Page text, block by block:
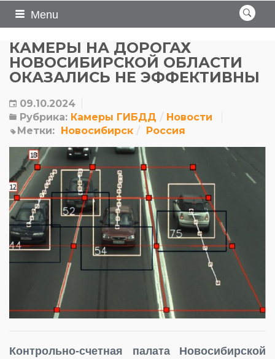
Menu
КАМЕРЫ НА ДОРОГАХ
НОВОСИБИРСКОЙ ОБЛАСТИ
ОКАЗАЛИСЬ НЕ ЭФФЕКТИВНЫ
09.10.2024
Рубрика: Камеры ГИБДД
Новости
Метки: Новосибирск Россия
Контрольно-счетная палата Новосибирской